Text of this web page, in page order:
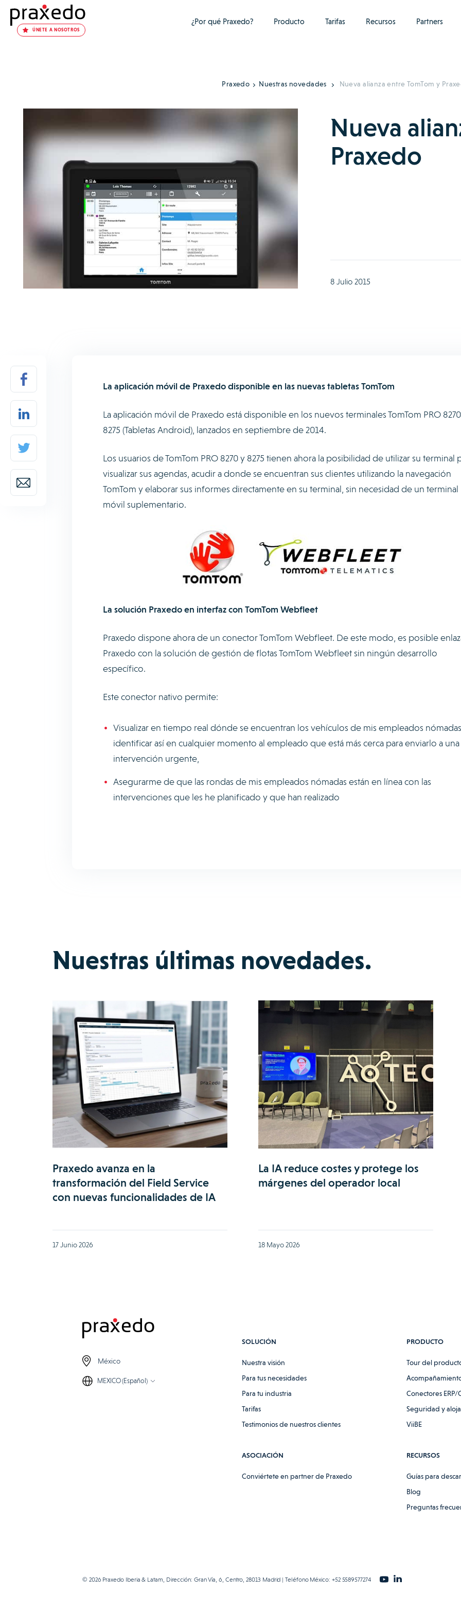
ÚNETE A NOSOTROS
¿Por qué Praxedo? Producto Tarifas Recursos Partners
Praxedo Nuestras novedades Nueva alianza entre TomTom y
Nueva
Praxedo
8 Julio 2015
La aplicación móvil de Praxedo disponible en las nuevas tabletas TomTom
La aplicación móvil de Praxedo está disponible en los nuevos terminales TomTom PRO
8275 (Tabletas Android), lanzados en septiembre de 2014.
Los usuarios de TomTom PRO 8270 y 8275 tienen ahora la posibilidad de utilizar su terminal
visualizar sus agendas, acudir a donde se encuentran sus clientes utilizando la navegación
TomTom y elaborar sus informes directamente en su terminal, sin necesidad de un terminal
móvil suplementario.
La solución Praxedo en interfaz con TomTom Webfleet
Praxedo dispone ahora de un conector TomTom Webfleet. De este modo, es posible
Praxedo con la solución de gestión de flotas TomTom Webfleet sin ningún desarrollo
específico.
Este conector nativo permite:
Visualizar en tiempo real dónde se encuentran los vehículos de mis empleados
identificar así en cualquier momento al empleado que está más cerca para enviarlo a una
intervención urgente,
Asegurarme de que las rondas de mis empleados nómadas están en línea con las
intervenciones que les he planificado y que han realizado
Nuestras últimas novedades.
Praxedo avanza en la
transformación del Field Service
con nuevas funcionalidades de IA
17 Junio 2026
La IA reduce costes y protege los
márgenes del operador local
18 Mayo 2026
México
MEXICO (Español)
SOLUCIÓN
Nuestra visión
Para tus necesidades
Para tu industria
Tarifas
Testimonios de nuestros clientes
ASOCIACIÓN
Conviértete en partner de Praxedo
PRODUCTO
Tour del
Conectores ERP/
Seguridad y
ViiBE
RECURSOS
Guías para
Blog
Preguntas
© 2026 Praxedo Iberia & Latam, Dirección: Gran Vía, 6, Centro, 28013 Madrid | Teléfono México: +52 5589577274